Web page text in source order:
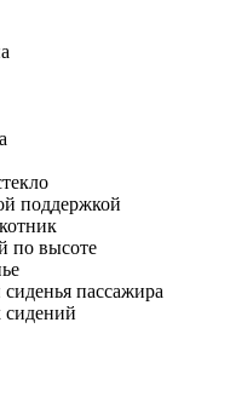
поддержкой
по высоте
пассажира
сидений